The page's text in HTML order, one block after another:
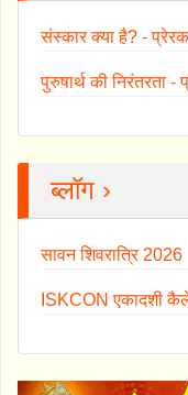
संस्कार क्या है? -
पुरुषार्थ की निरंतरता -
ब्लॉग ›
सावन शिवरात्रि 2026
ISKCON एकादशी